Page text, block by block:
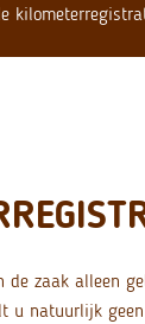
de zaak alleen
u natuurlijk